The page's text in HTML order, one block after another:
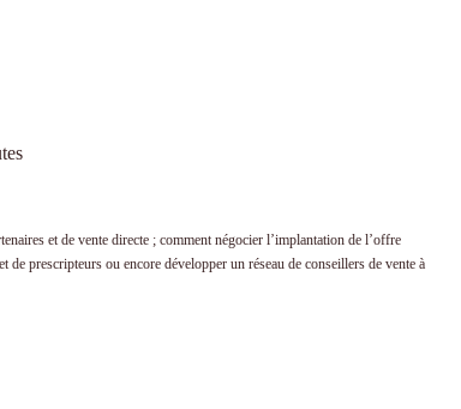
et de vente directe ; comment négocier l’implantation de l’offre
prescripteurs ou encore développer un réseau de conseillers de vente à